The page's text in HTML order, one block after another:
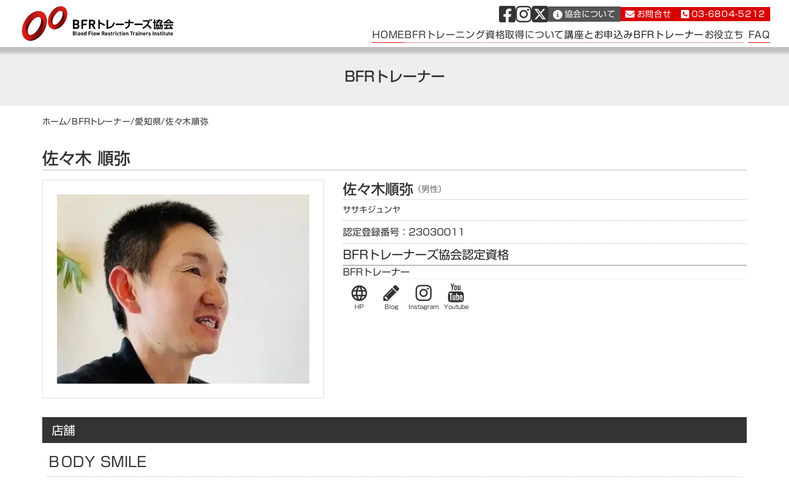
協会について お問合せ 03-6804-5212
HOMEBFRトレーニング資格取得について講座とお申込みBFRトレーナーお役立ち FAQ
BFRトレーナー
ホーム/BFRトレーナー/愛知県/佐々木順弥
佐々木 順弥
佐々木順弥 （男性）
ササキジュンヤ
認定登録番号：23030011
BFRトレーナーズ協会認定資格
BFRトレーナー
language
HP Blog Instagram Youtube
店舗
ＢODY SMILE